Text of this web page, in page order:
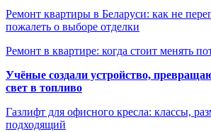
Ремонт квартиры в Беларуси: как не
пожалеть о выборе отделки
Ремонт в квартире: когда стоит менять
Учёные создали устройство,
свет в топливо
Газлифт для офисного кресла: классы,
подходящий